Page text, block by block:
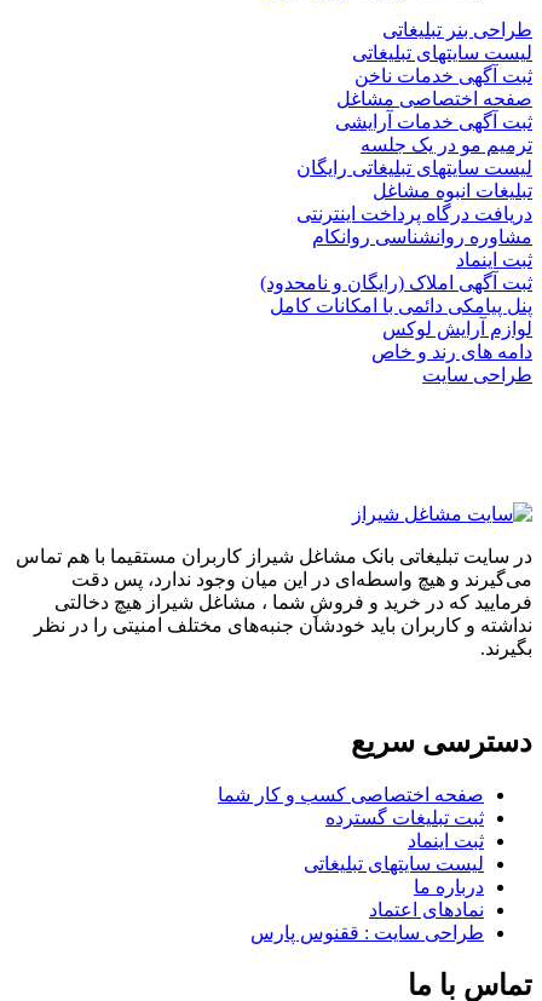
طراحی بنر تبلیغاتی
لیست سایتهای تبلیغاتی
ثبت آگهی خدمات ناخن
صفحه اختصاصی مشاغل
ثبت آگهی خدمات آرایشی
ترمیم مو در یک جلسه
لیست سایتهای تبلیغاتی رایگان
تبلیغات انبوه مشاغل
دریافت درگاه پرداخت اینترنتی
مشاوره روانشناسی روانکام
ثبت اینماد
ثبت آگهی املاک (رایگان و نامحدود)
پنل پیامکی دائمی با امکانات کامل
لوازم آرایش لوکس
دامه های رند و خاص
طراحی سایت
در سایت تبلیغاتی بانک مشاغل شیراز کاربران مستقیما با هم تماس
می‌گیرند و هیچ واسطه‌ای در این میان وجود ندارد، پس دقت
فرمایید که در خرید و فروشِ شما ، مشاغل شیراز هیچ دخالتی
نداشته و کاربران باید خودشان جنبه‌های مختلف امنیتی را در نظر
بگیرند.
دسترسی سریع
صفحه اختصاصی کسب و کار شما
ثبت تبلیغات گسترده
ثبت اینماد
لیست سایتهای تبلیغاتی
درباره ما
نمادهای اعتماد
طراحی سایت : ققنوس پارس
تماس با ما